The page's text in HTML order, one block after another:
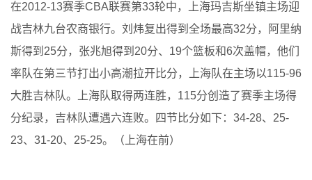
在2012-13赛季CBA联赛第33轮中，上海玛吉斯坐镇主场迎
战吉林九台农商银行。刘炜复出得到全场最高32分，阿里纳
斯得到25分，张兆旭得到20分、19个篮板和6次盖帽，他们
率队在第三节打出小高潮拉开比分，上海队在主场以115-96
大胜吉林队。上海队取得两连胜，115分创造了赛季主场得
分纪录，吉林队遭遇六连败。四节比分如下：34-28、25-
23、31-20、25-25。（上海在前）